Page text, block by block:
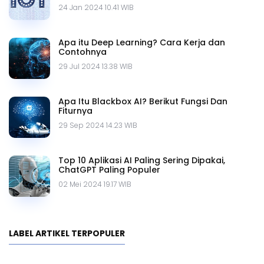
24 Jan 2024 10.41 WIB
Apa itu Deep Learning? Cara Kerja dan
Contohnya
29 Jul 2024 13.38 WIB
Apa Itu Blackbox AI? Berikut Fungsi Dan
Fiturnya
29 Sep 2024 14.23 WIB
Top 10 Aplikasi AI Paling Sering Dipakai,
ChatGPT Paling Populer
02 Mei 2024 19.17 WIB
LABEL ARTIKEL TERPOPULER